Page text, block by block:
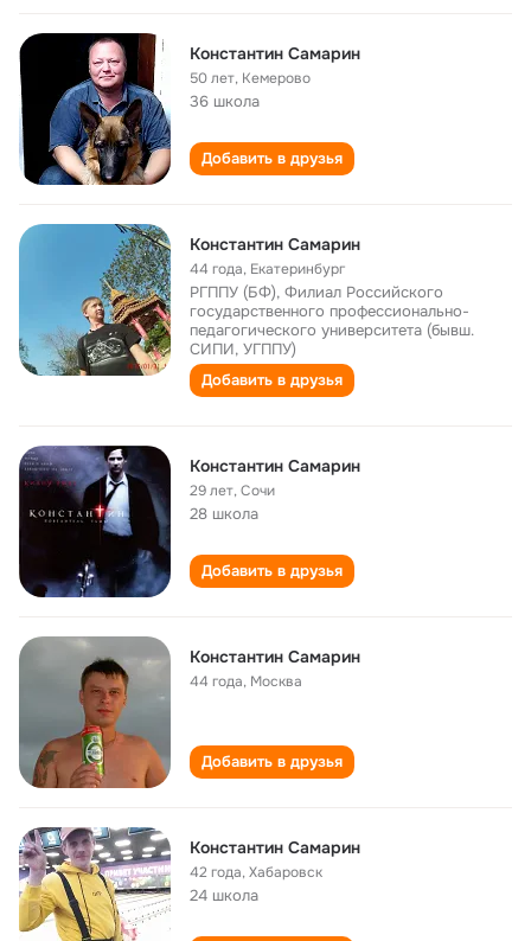
Константин Самарин
50 лет, Кемерово
36 школа
Добавить в друзья
Константин Самарин
44 года, Екатеринбург
РГППУ (БФ), Филиал Российского
государственного профессионально-
педагогического университета (бывш.
СИПИ, УГППУ)
Добавить в друзья
Константин Самарин
29 лет,Сочи
28 школа
Добавить в друзья
Константин Самарин
44 года, Москва
Добавить в друзья
Константин Самарин
42 года,Хабаровск
24 школа